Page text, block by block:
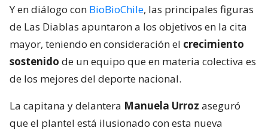
Y en diálogo con BioBioChile, las principales figuras
de Las Diablas apuntaron a los objetivos en la cita
mayor, teniendo en consideración el crecimiento
sostenido de un equipo que en materia colectiva es
de los mejores del deporte nacional.
La capitana y delantera Manuela Urroz aseguró
que el plantel está ilusionado con esta nueva